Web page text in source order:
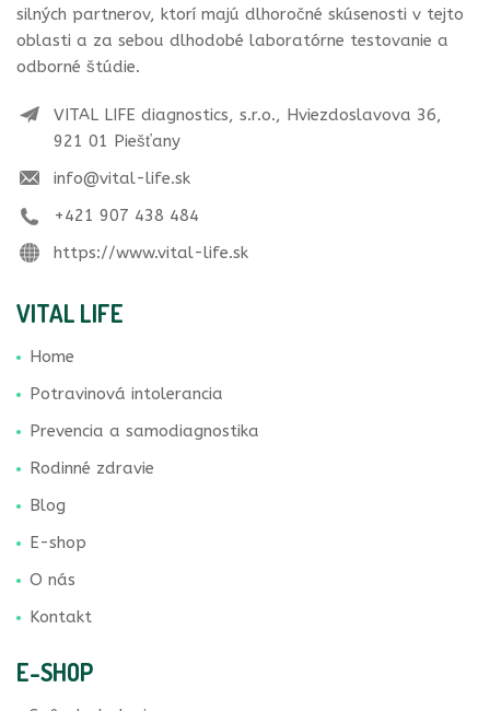
silných partnerov, ktorí majú dlhoročné skúsenosti v tejto
oblasti a za sebou dlhodobé laboratórne testovanie a
odborné štúdie.
VITAL LIFE diagnostics, s.r.o., Hviezdoslavova 36,
921 01 Piešťany
info@vital-life.sk
+421 907 438 484
https://www.vital-life.sk
VITAL LIFE
Home
Potravinová intolerancia
Prevencia a samodiagnostika
Rodinné zdravie
Blog
E-shop
O nás
Kontakt
E-SHOP